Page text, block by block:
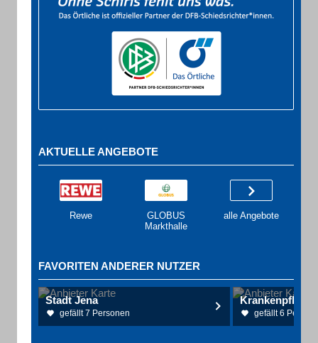
AKTUELLE ANGEBOTE
Rewe
GLOBUS
Markthalle
alle Angebote
FAVORITEN ANDERER NUTZER
Stadt Jena
gefällt 7 Personen
Krankenpflege
gefällt 6